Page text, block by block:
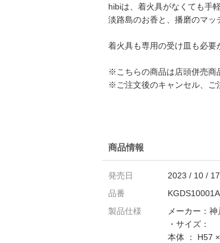
hibiは、着火具がなくても手
淡路島のお香と、播磨のマッ
着火具も専用の受け皿も必要
※こちらの商品は店頭併売商
※ご注文後のキャンセル、ご
商品情報
発売日
2023 / 10 / 17
品番
製品仕様
メーカー：神
・サイズ：
本体 ： H57